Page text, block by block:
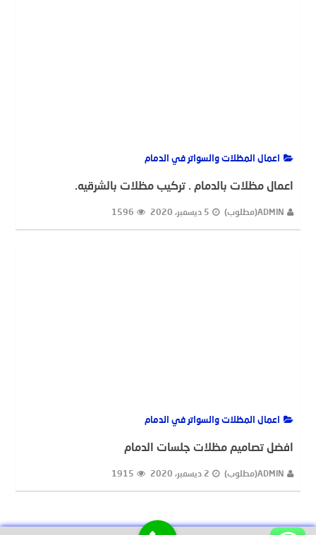
اعمال المظلات والسواتر في الدمام
اعمال مظلات بالدمام . تركيب مظلات بالشرقيه.
ADMIN(مطلوب) 5 ديسمبر، 2020 1596
اعمال المظلات والسواتر في الدمام
افضل تصاميم مظلات جلسات الدمام
ADMIN(مطلوب) 2 ديسمبر، 2020 1915